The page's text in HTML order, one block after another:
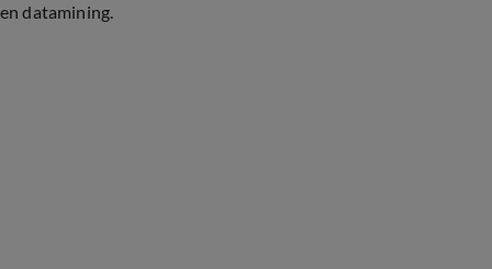
en datamining.